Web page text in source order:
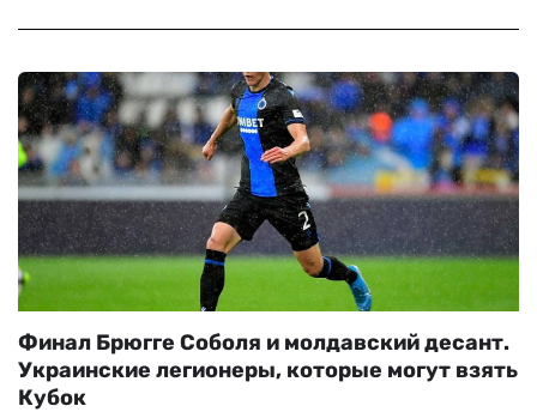
Финал Брюгге Соболя и молдавский десант.
Украинские легионеры, которые могут взять
Кубок